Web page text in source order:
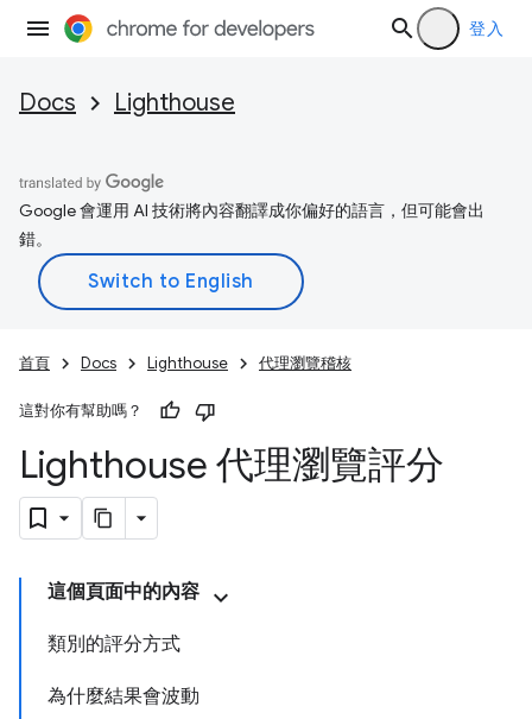
登入
Docs Lighthouse
Google 會運用 AI 技術將內容翻譯成你偏好的語言，但可能會出
錯。
首頁 Docs Lighthouse 代理瀏覽稽核
這對你有幫助嗎？
Lighthouse 代理瀏覽評分
這個頁面中的內容
類別的評分方式
為什麼結果會波動